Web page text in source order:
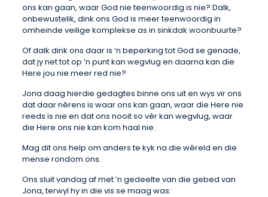
ons kan gaan, waar God nie teenwoordig is nie? Dalk,
onbewustelik, dink ons God is meer teenwoordig in
omheinde veilige komplekse as in sinkdak woonbuurte?
Of dalk dink ons daar is ’n beperking tot God se genade,
dat jy net tot op ’n punt kan wegvlug en daarna kan die
Here jou nie meer red nie?
Jona daag hierdie gedagtes binne ons uit en wys vir ons
dat daar nêrens is waar ons kan gaan, waar die Here nie
reeds is nie en dat ons nooit so vêr kan wegvlug, waar
die Here ons nie kan kom haal nie.
Mag dit ons help om anders te kyk na die wêreld en die
mense rondom ons.
Ons sluit vandag af met ’n gedeelte van die gebed van
Jona, terwyl hy in die vis se maag was: